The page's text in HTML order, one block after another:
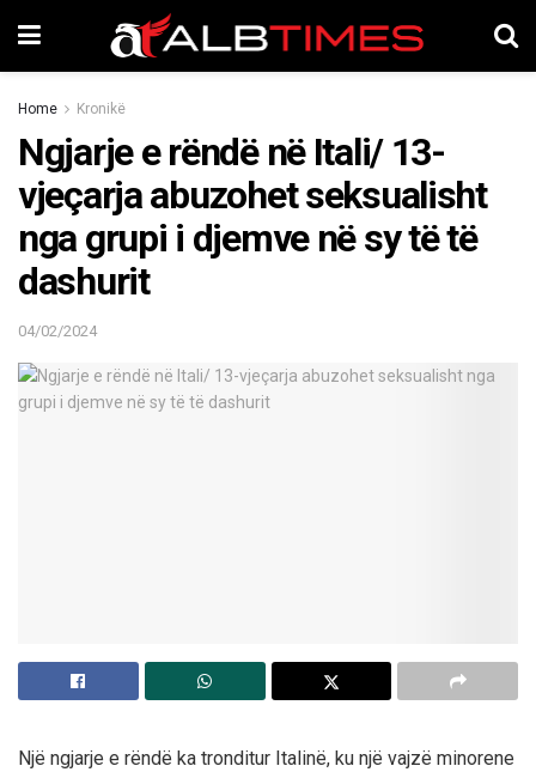
Home Kronikë
Ngjarje e rëndë në Itali/ 13-
vjeçarja abuzohet seksualisht
nga grupi i djemve në sy të të
dashurit
04/02/2024
Një ngjarje e rëndë ka tronditur Italinë, ku një vajzë minorene